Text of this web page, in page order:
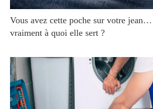
Vous avez cette poche sur votre
vraiment à quoi elle sert ?